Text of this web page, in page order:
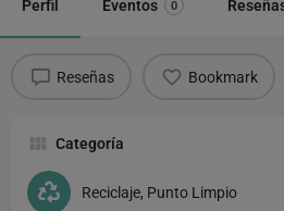
Perfil Eventos 0
Reseñas Bookmark
Categoría
Reciclaje, Punto Limpio